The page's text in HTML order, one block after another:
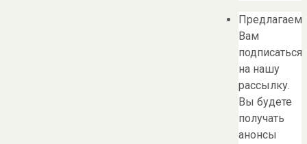
Предлагаем
Вам
подписаться
на нашу
рассылку.
Вы будете
получать
анонсы